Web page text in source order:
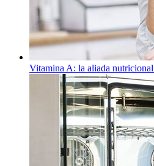
Vitamina A: la aliada